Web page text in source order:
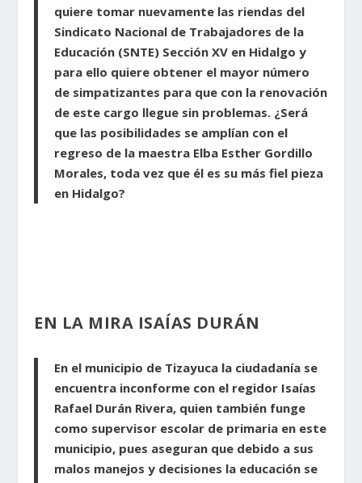
quiere tomar nuevamente las riendas del
Sindicato Nacional de Trabajadores de la
Educación (SNTE) Sección XV en Hidalgo y
para ello quiere obtener el mayor número
de simpatizantes para que con la renovación
de este cargo llegue sin problemas. ¿Será
que las posibilidades se amplían con el
regreso de la maestra Elba Esther Gordillo
Morales, toda vez que él es su más fiel pieza
en Hidalgo?
EN LA MIRA ISAÍAS DURÁN
En el municipio de Tizayuca la ciudadanía se
encuentra inconforme con el regidor Isaías
Rafael Durán Rivera, quien también funge
como supervisor escolar de primaria en este
municipio, pues aseguran que debido a sus
malos manejos y decisiones la educación se